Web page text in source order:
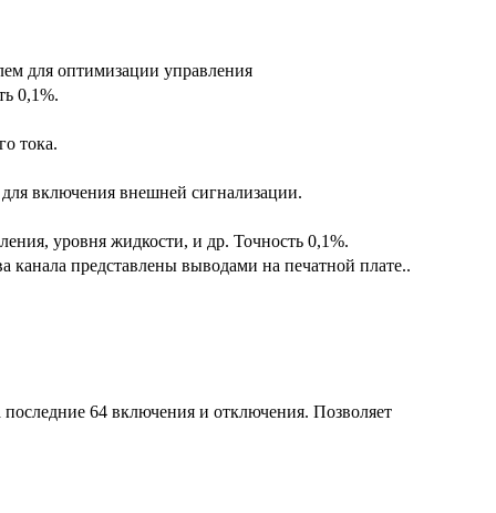
для оптимизации управления
0,1%.
тока.
включения внешней сигнализации.
уровня жидкости, и др. Точность 0,1%.
представлены выводами на печатной плате..
64 включения и отключения. Позволяет